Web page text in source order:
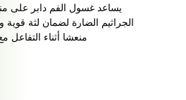
يساعد غسول الفم دابر على
الجراثيم الضارة لضمان لثة
منعشا أثناء التفاعل